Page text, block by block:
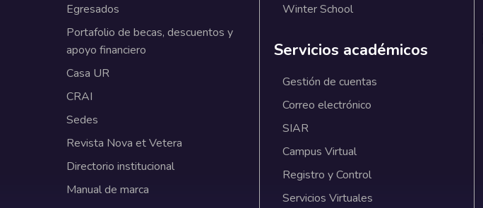
Egresados
Portafolio de becas, descuentos y
apoyo financiero
Casa UR
CRAI
Sedes
Revista Nova et Vetera
Directorio institucional
Manual de marca
Winter School
Servicios académicos
Gestión de cuentas
Correo electrónico
SIAR
Campus Virtual
Registro y Control
Servicios Virtuales